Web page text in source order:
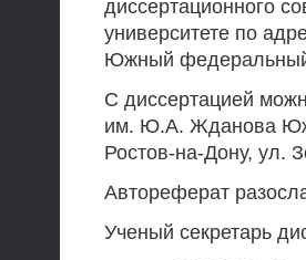
диссертационного
университете по
Южный федеральный
С диссертацией
им. Ю.А. Жданова
Ростов-на-Дону, ул.
Автореферат
Ученый секретарь